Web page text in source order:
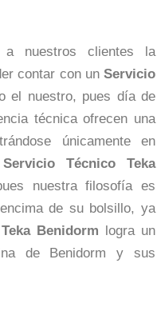
a nuestros clientes la
contar con un Servicio
el nuestro, pues día de
técnica ofrecen una
únicamente en
Servicio Técnico Teka
nuestra filosofía es
de su bolsillo, ya
Benidorm logra un
de Benidorm y sus